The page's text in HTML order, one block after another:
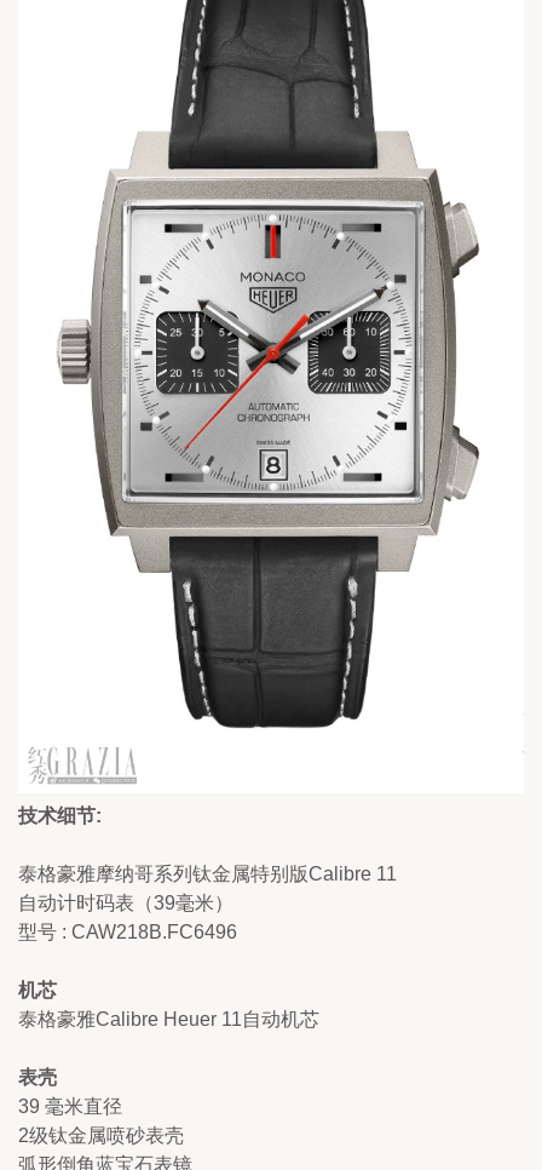
技术细节:
泰格豪雅摩纳哥系列钛金属特别版Calibre 11
自动计时码表（39毫米）
型号 : CAW218B.FC6496
机芯
泰格豪雅Calibre Heuer 11自动机芯
表壳
39 毫米直径
2级钛金属喷砂表壳
弧形倒角蓝宝石表镜